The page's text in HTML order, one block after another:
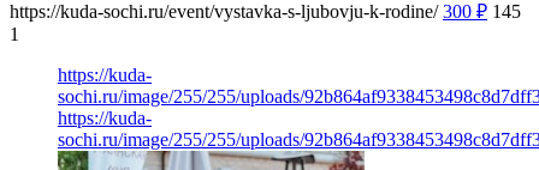
https://kuda-sochi.ru/event/vystavka-s-ljubovju-k-rodine/ 300 ₽ 145
1
https://kuda-
sochi.ru/image/255/255/uploads/
https://kuda-
sochi.ru/image/255/255/uploads/